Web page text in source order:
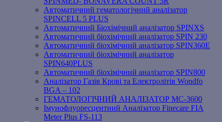
Автоматичний гематологічний аналізатор
SPINCELL 5 PLUS
Автоматичний Біохімічний аналізатор SPINXS
Автоматичний біохімічний аналізатор SPIN 230
Автоматичний біохімічний аналізатор SPIN360E
Автоматичний біохімічний аналізатор
SPIN640PLUS
Автоматичний біохімічний аналізатор SPIN800
Аналізатор Газів Крові та Електролітів Wondfo
BGA – 102
ГЕМАТОЛОГІЧНИЙ АНАЛІЗАТОР MC-3600
Імунофлуоресцентний Аналізатор Finecare FIA
Meter Plus FS-113